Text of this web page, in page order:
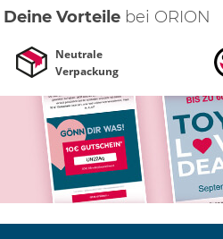
Deine Vorteile bei ORION
Neutrale
Verpackung